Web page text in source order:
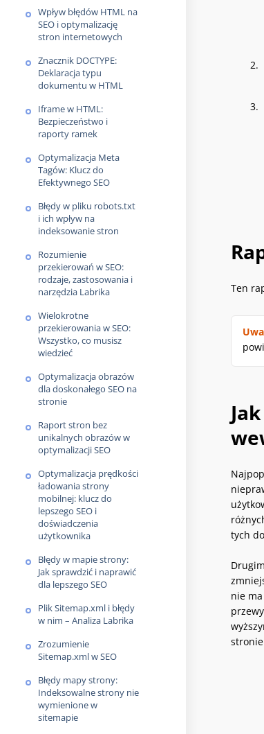
Wpływ błędów HTML na
SEO i optymalizację
stron internetowych
Znacznik DOCTYPE:
Deklaracja typu
dokumentu w HTML
Iframe w HTML:
Bezpieczeństwo i
raporty ramek
Optymalizacja Meta
Tagów: Klucz do
Efektywnego SEO
Błędy w pliku robots.txt
i ich wpływ na
indeksowanie stron
Rozumienie
przekierowań w SEO:
rodzaje, zastosowania i
narzędzia Labrika
Wielokrotne
przekierowania w SEO:
Wszystko, co musisz
wiedzieć
Optymalizacja obrazów
dla doskonałego SEO na
stronie
Raport stron bez
unikalnych obrazów w
optymalizacji SEO
Optymalizacja prędkości
ładowania strony
mobilnej: klucz do
lepszego SEO i
doświadczenia
użytkownika
Błędy w mapie strony:
Jak sprawdzić i naprawić
dla lepszego SEO
Plik Sitemap.xml i błędy
w nim – Analiza Labrika
Zrozumienie
Sitemap.xml w SEO
Błędy mapy strony:
Indeksowalne strony nie
wymienione w
sitemapie
Ten
tych
nie